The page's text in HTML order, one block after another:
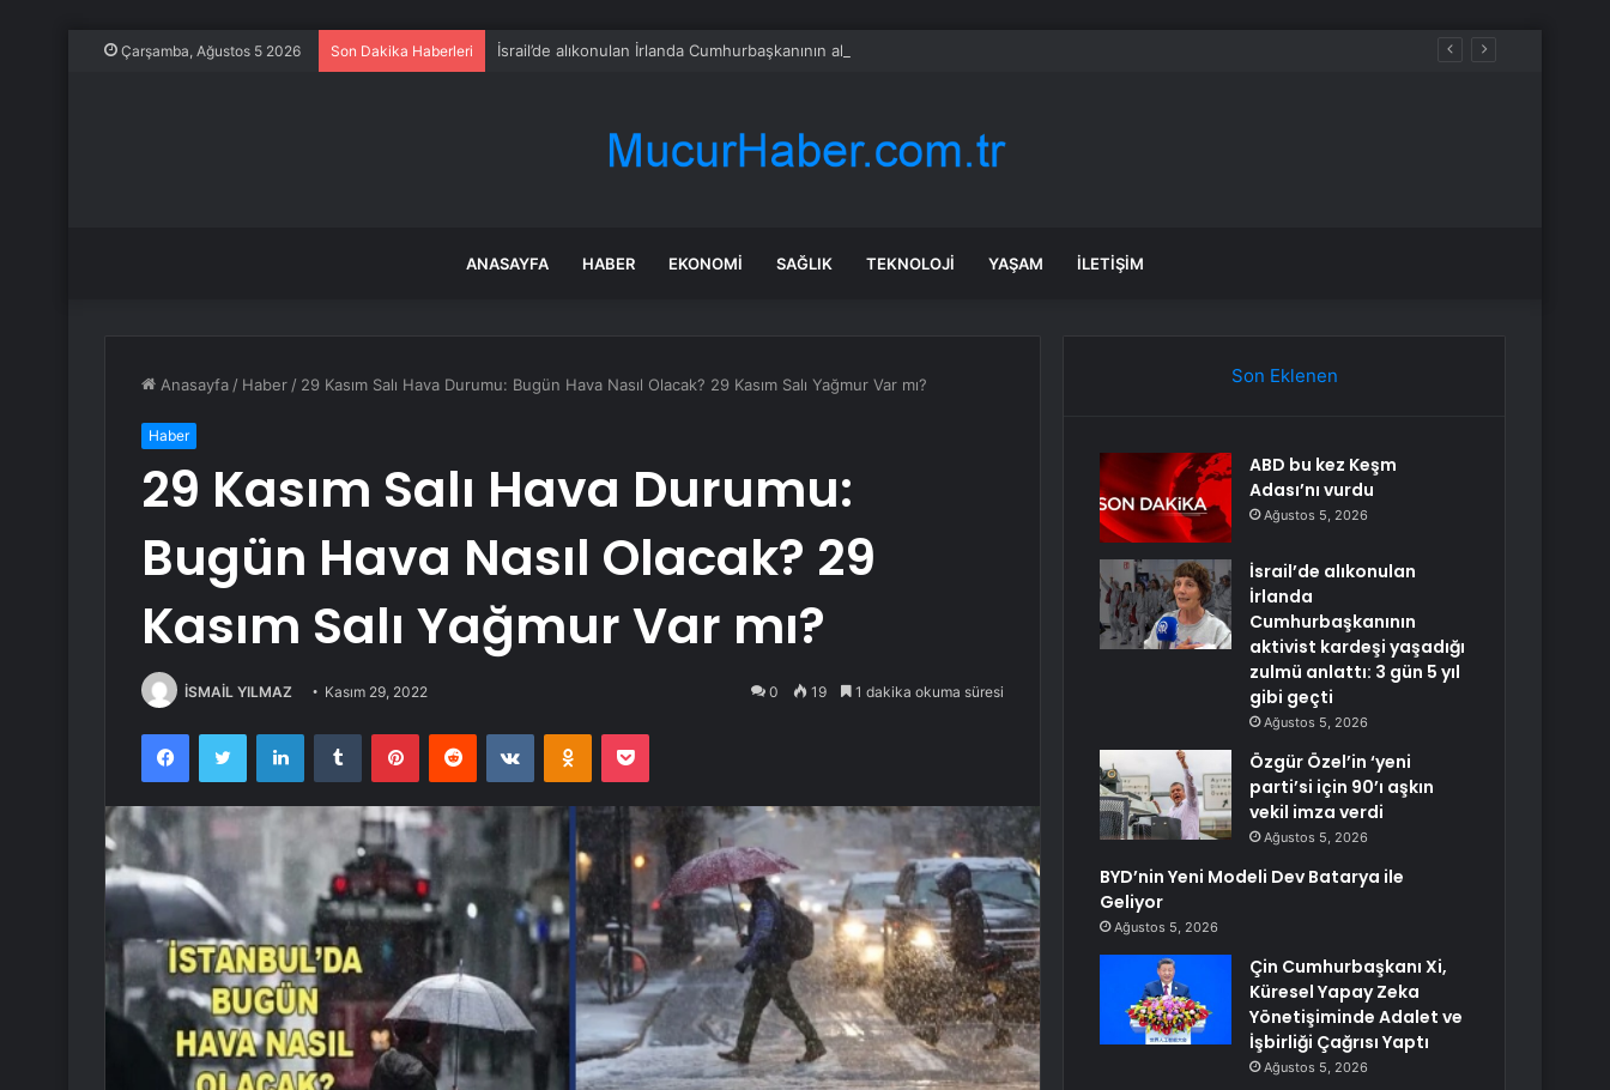
Çarşamba, Ağustos 5 2026 Son Dakika Haberleri İsrail’de alıkonulan İrlanda Cumhurbaşkanının aktivist kardeşi yaşadığı zulmü anlattı: 3 gün 5 yıl gibi geçti
ANASAYFA HABER EKONOMI SAĞLIK TEKNOLOJI YAŞAM İLETIŞIM
Anasayfa / Haber / 29 Kasım Salı Hava Durumu: Bugün Hava Nasıl Olacak? 29 Kasım Salı Yağmur Var mı?
Haber
29 Kasım Salı Hava Durumu:
Bugün Hava Nasıl Olacak? 29
Kasım Salı Yağmur Var mı?
İSMAİL YILMAZ Kasım 29, 2022 0 19 1 dakika okuma süresi
FacebookTwitter LinkedInTumblr PinterestReddit VKontakteOdnoklassniki
Pocket
Son Eklenen
ABD bu kez Keşm
Adası’nı vurdu
Ağustos 5, 2026
İsrail’de alıkonulan
İrlanda
Cumhurbaşkanının
aktivist kardeşi yaşadığı
zulmü anlattı: 3 gün 5 yıl
gibi geçti
Ağustos 5, 2026
Özgür Özel’in ‘yeni
parti’si için 90’ı aşkın
vekil imza verdi
Ağustos 5, 2026
BYD’nin Yeni Modeli Dev Batarya ile
Geliyor
Ağustos 5, 2026
Çin Cumhurbaşkanı Xi,
Küresel Yapay Zeka
Yönetişiminde Adalet ve
İşbirliği Çağrısı Yaptı
Ağustos 5, 2026